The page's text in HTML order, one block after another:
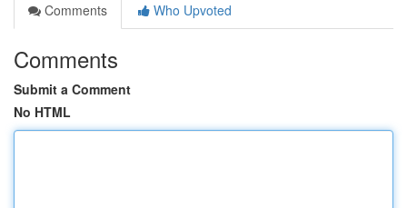
Comments
Who Upvoted
Comments
Submit a Comment
No HTML